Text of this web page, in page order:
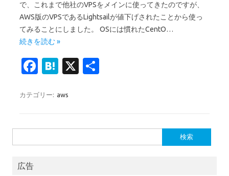
で、これまで他社のVPSをメインに使ってきたのですが、
AWS版のVPSであるLightsailが値下げされたことから使っ
てみることにしました。 OSには慣れたCentO…
続きを読む »
Fa
e
o
o
H
e
a
X
カテゴリー: aws
索:
広告